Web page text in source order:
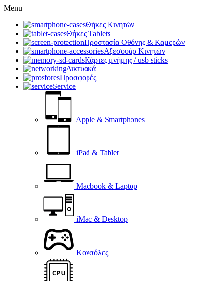
Menu
Θήκες Κινητών
Θήκες Tablets
Προστασία Οθόνης & Καμερών
Αξεσουάρ Κινητών
Κάρτες μνήμης / usb sticks
Δικτυακά
Προσφορές
Service
Apple & Smartphones
iPad & Tablet
Macbook & Laptop
iMac & Desktop
Κονσόλες